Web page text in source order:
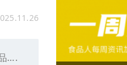
….